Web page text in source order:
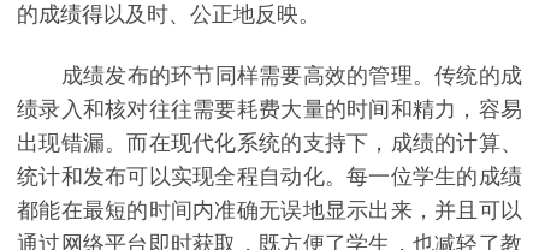
的成绩得以及时、公正地反映。
成绩发布的环节同样需要高效的管理。传统的成
绩录入和核对往往需要耗费大量的时间和精力，容易
出现错漏。而在现代化系统的支持下，成绩的计算、
统计和发布可以实现全程自动化。每一位学生的成绩
都能在最短的时间内准确无误地显示出来，并且可以
通过网络平台即时获取，既方便了学生，也减轻了教